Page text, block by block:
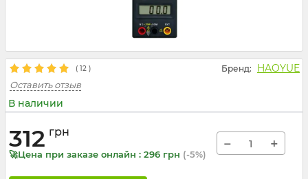
( 12 ) Бренд: HAOYUE
Оставить отзыв
В наличии
312 грн
🚀Цена при заказе онлайн : 296 грн (-5%)
− +